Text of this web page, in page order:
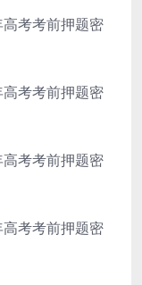
考考前押题密
考考前押题密
考考前押题密
考考前押题密